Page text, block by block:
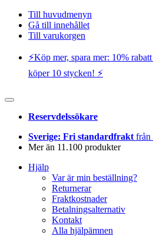
Till huvudmenyn
Gå till innehållet
Till varukorgen
⚡️Köp mer, spara mer: 10%
köper 10 stycken! ⚡️
Reservdelssökare
Sverige: Fri standardfrakt från
Mer än 11.100 produkter
Hjälp
Var är min beställning?
Returnerar
Fraktkostnader
Betalningsalternativ
Kontakt
Alla hjälpämnen